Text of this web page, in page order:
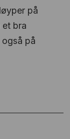
på
bra
på